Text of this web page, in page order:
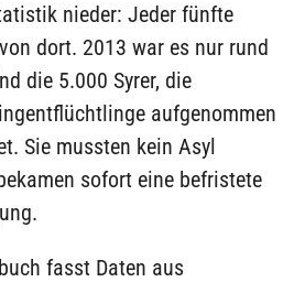
nieder: Jeder fünfte
dort. 2013 war es nur rund
die 5.000 Syrer, die
aufgenommen
Sie mussten kein Asyl
sofort eine befristete
fasst Daten aus